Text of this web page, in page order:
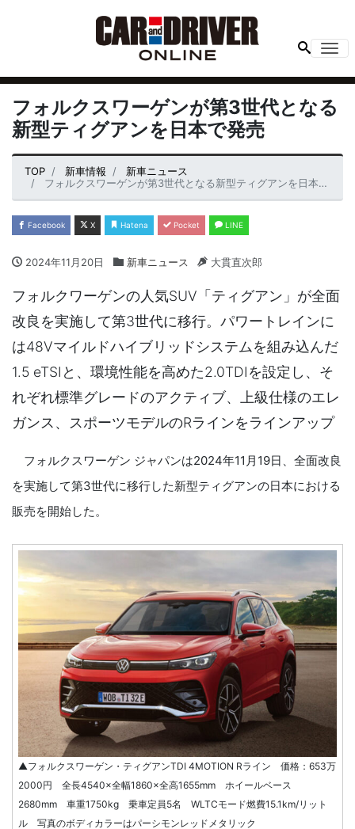
フォルクスワーゲンが第3世代となる
新型ティグアンを日本で発売
TOP 新車情報
新車ニュース
フォルクスワーゲンが第3世代となる新型ティグアンを日本で発売
Facebook X Hatena Pocket LINE
2024年11月20日 新車ニュース 大貫直次郎
フォルクワーゲンの人気SUV「ティグアン」が全面
改良を実施して第3世代に移行。パワートレインに
は48Vマイルドハイブリッドシステムを組み込んだ
1.5 eTSIと、環境性能を高めた2.0TDIを設定し、そ
れぞれ標準グレードのアクティブ、上級仕様のエレ
ガンス、スポーツモデルのRラインをラインアップ
フォルクスワーゲン ジャパンは2024年11月19日、全面改良
を実施して第3世代に移行した新型ティグアンの日本における
販売を開始した。
▲フォルクスワーゲン・ティグアンTDI 4MOTION Rライン 価格：653万
2000円 全長4540×全幅1860×全高1655mm ホイールベース
2680mm 車重1750kg 乗車定員5名 WLTCモード燃費15.1km/リット
ル 写真のボディカラーはパーシモンレッドメタリック